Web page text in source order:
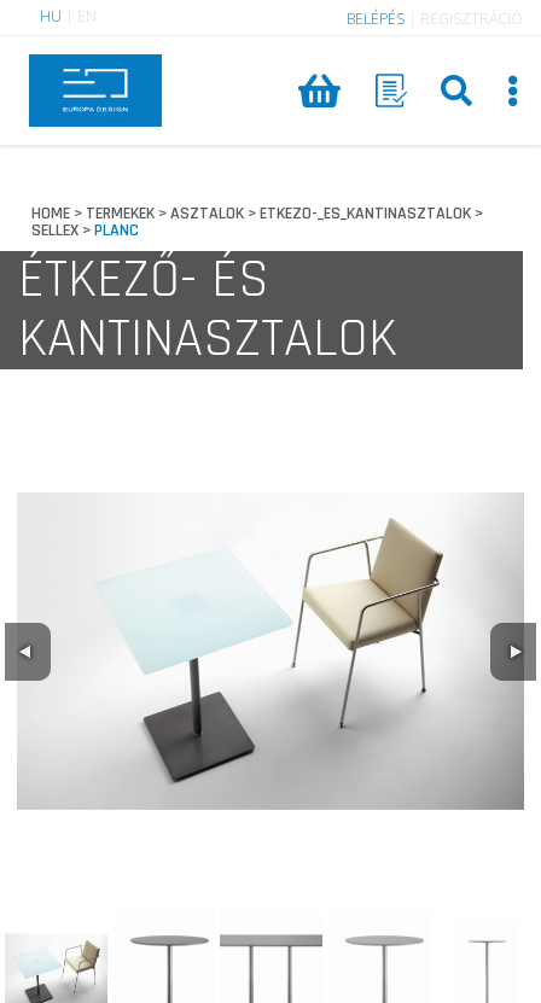
HU EN BELÉPÉS REGISZTRÁCIÓ
HOME > TERMEKEK >ASZTALOK >ETKEZO-_ES_KANTINASZTALOK >
SELLEX >PLANC
ÉTKEZŐ- ÉS
KANTINASZTALOK